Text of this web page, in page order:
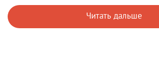
Читать дальше